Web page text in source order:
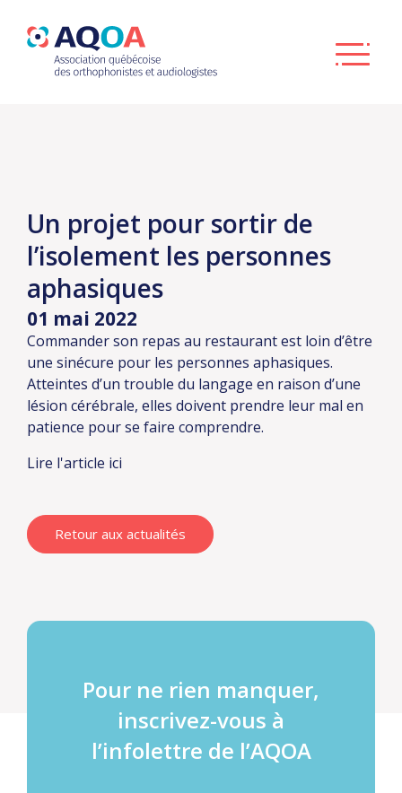
Un projet pour sortir de
l’isolement les personnes
aphasiques
01 mai 2022
Commander son repas au restaurant est loin d’être
une sinécure pour les personnes aphasiques.
Atteintes d’un trouble du langage en raison d’une
lésion cérébrale, elles doivent prendre leur mal en
patience pour se faire comprendre.
Lire l'article ici
Retour aux actualités
Pour ne rien manquer,
inscrivez-vous à
l’infolettre de l’AQOA